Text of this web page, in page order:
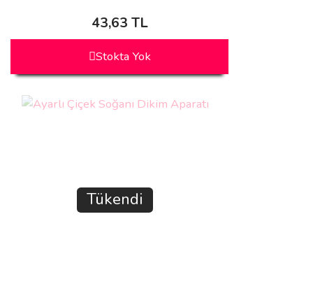
43,63 TL
Stokta Yok
Tükendi